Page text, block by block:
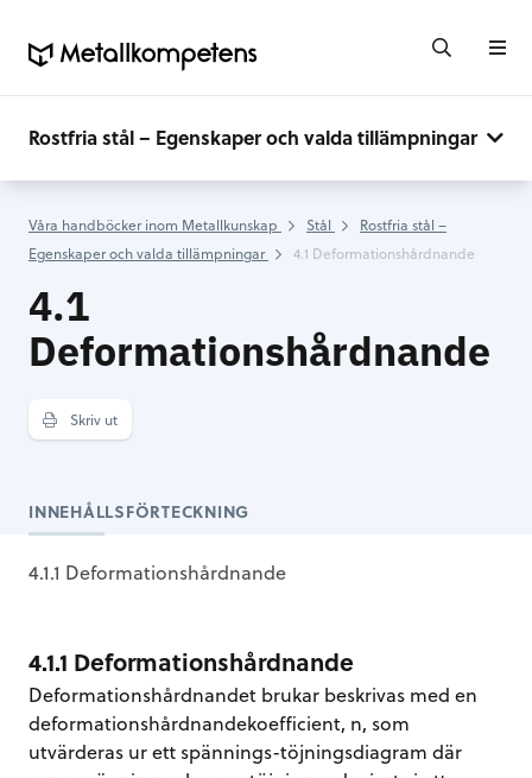
Rostfria stål – Egenskaper och valda tillämpningar
Våra handböcker inom Metallkunskap Stål
Rostfria stål –
Egenskaper och valda tillämpningar
4.1 Deformationshårdnande
4.1
Deformationshårdnande
Skriv ut
INNEHÅLLSFÖRTECKNING
4.1.1 Deformationshårdnande
4.1.1 Deformationshårdnande
Deformationshårdnandet brukar beskrivas med en
deformationshårdnandekoefficient, n, som
utvärderas ur ett spännings-töjningsdiagram där